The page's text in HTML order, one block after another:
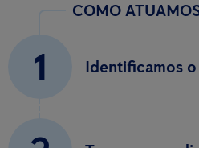
COMO
1 Identificamos